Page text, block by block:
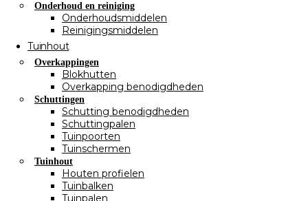
Onderhoud en reiniging
Onderhoudsmiddelen
Reinigingsmiddelen
Tuinhout
Overkappingen
Blokhutten
Overkapping benodigdheden
Schuttingen
Schutting benodigdheden
Schuttingpalen
Tuinpoorten
Tuinschermen
Tuinhout
Houten profielen
Tuinbalken
Tuinpalen